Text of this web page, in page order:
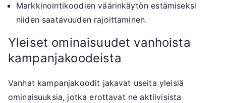
Markkinointikoodien väärinkäytön estämiseksi
niiden saatavuuden rajoittaminen.
Yleiset ominaisuudet vanhoista
kampanjakoodeista
Vanhat kampanjakoodit jakavat useita yleisiä
ominaisuuksia, jotka erottavat ne aktiivisista